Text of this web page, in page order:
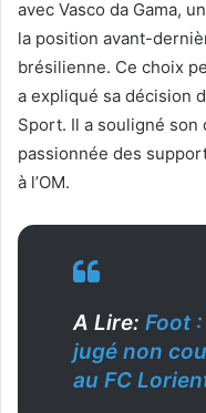
avec Vasco da Gama,
la position avant-
brésilienne. Ce choix
a expliqué sa décision
Sport. Il a souligné son
passionnée des
à l’OM.
A Lire: Foot
jugé non
au FC